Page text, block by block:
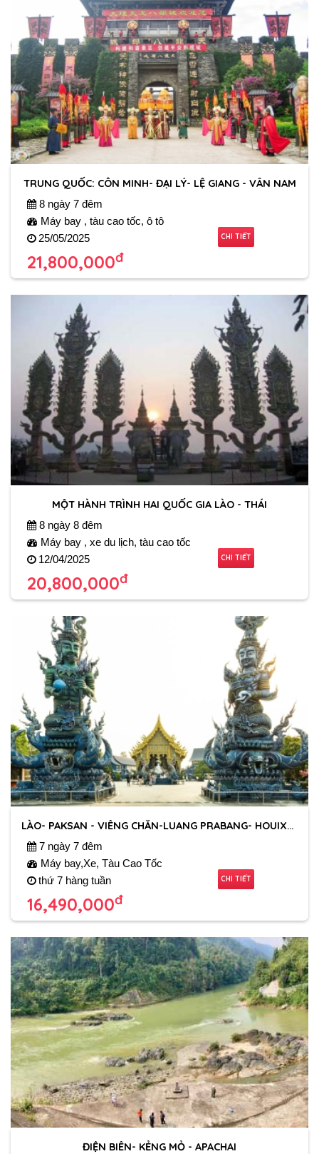
TRUNG QUỐC: CÔN MINH- ĐẠI LÝ- LỆ GIANG - VÂN NAM
8 ngày 7 đêm
Máy bay , tàu cao tốc, ô tô
25/05/2025
21,800,000đ
CHI TIẾT
MỘT HÀNH TRÌNH HAI QUỐC GIA LÀO - THÁI
8 ngày 8 đêm
Máy bay , xe du lịch, tàu cao tốc
12/04/2025
20,800,000đ
CHI TIẾT
LÀO- PAKSAN - VIÊNG CHĂN-LUANG PRABANG- HOUIXAI-TAM GIÁC VÀNG- CHIANG RAI
7 ngày 7 đêm
Máy bay,Xe, Tàu Cao Tốc
thứ 7 hàng tuần
16,490,000đ
CHI TIẾT
ĐIỆN BIÊN- KẺNG MỎ - APACHAI